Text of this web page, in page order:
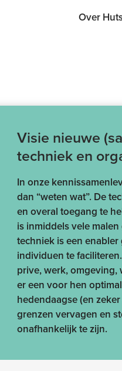
Over
Visie nieuwe
techniek en
In onze
dan “weten wat”. De
en overal toegang te
is inmiddels vele
techniek is een
individuen te
prive, werk, omgeving,
er een voor hen
hedendaagse (en
grenzen vervagen en
onafhankelijk te zijn.